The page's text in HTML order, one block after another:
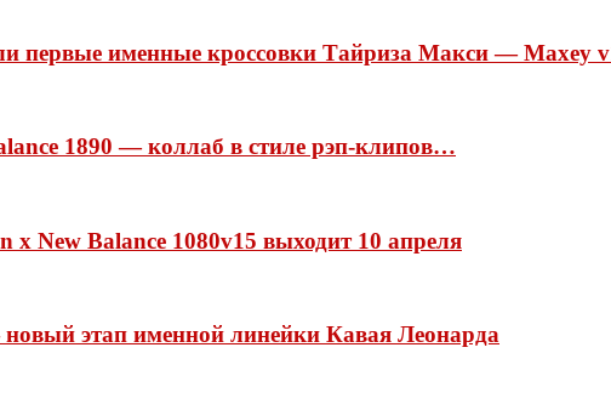
первые именные кроссовки Тайриза Макси — Maxey
1890 — коллаб в стиле рэп-клипов…
x New Balance 1080v15 выходит 10 апреля
этап именной линейки Кавая Леонарда